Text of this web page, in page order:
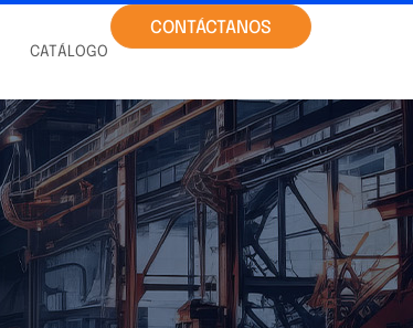
CATÁLOGO
CONTÁCTANOS